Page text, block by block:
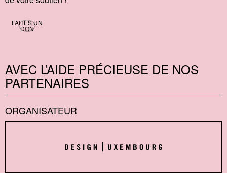
FAITES UN
DON
AVEC L’AIDE PRÉCIEUSE DE NOS
PARTENAIRES
ORGANISATEUR